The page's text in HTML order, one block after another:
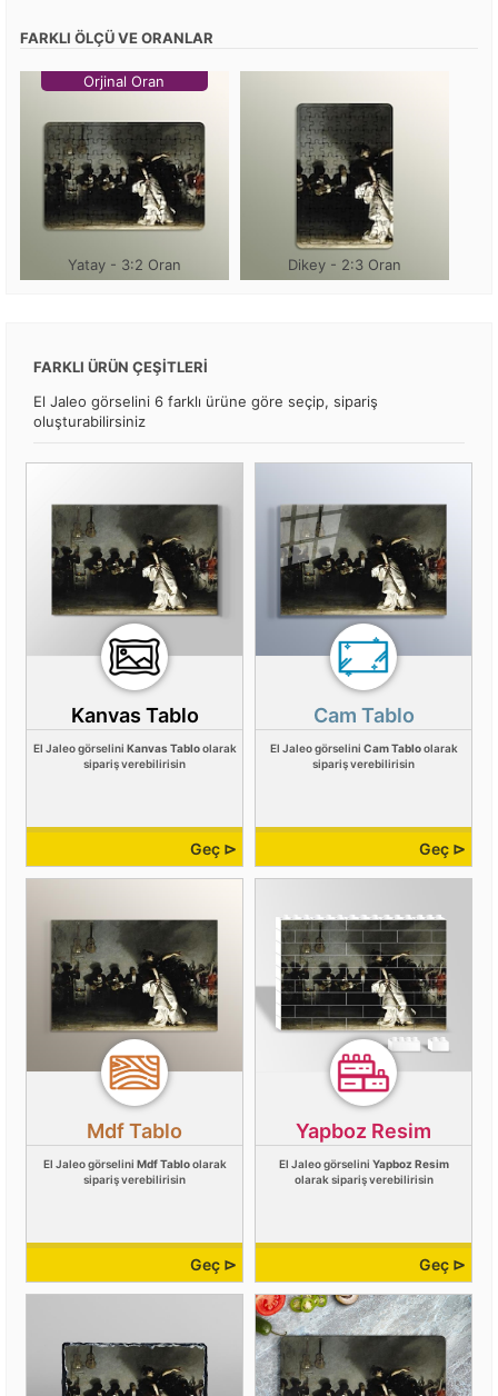
FARKLI ÖLÇÜ VE ORANLAR
Orjinal Oran
Yatay - 3:2 Oran Dikey - 2:3 Oran
FARKLI ÜRÜN ÇEŞİTLERİ
El Jaleo görselini 6 farklı ürüne göre seçip, sipariş
oluşturabilirsiniz
Kanvas Tablo
El Jaleo görselini Kanvas Tabloolarak
sipariş verebilirisin
Geç ⊳
Cam Tablo
El Jaleo görselini Cam Tabloolarak
sipariş verebilirisin
Geç ⊳
Mdf Tablo
El Jaleo görselini Mdf Tabloolarak
sipariş verebilirisin
Geç ⊳
Yapboz Resim
El Jaleo görselini Yapboz Resim
olarak sipariş verebilirisin
Geç ⊳